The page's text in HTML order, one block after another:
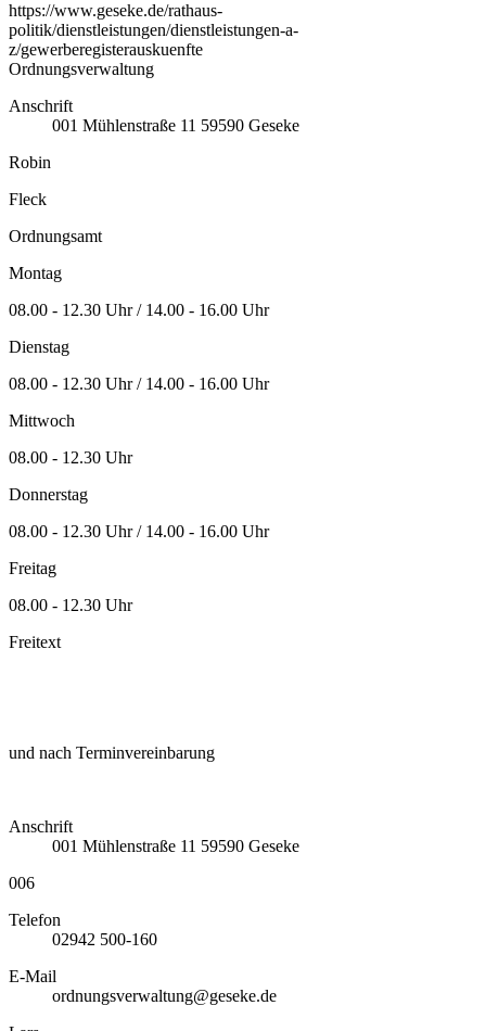
https://www.geseke.de/rathaus-
politik/dienstleistungen/dienstleistungen-a-
z/gewerberegisterauskuenfte
Ordnungsverwaltung
Anschrift
001 Mühlenstraße 11 59590 Geseke
Robin
Fleck
Ordnungsamt
Montag
08.00 - 12.30 Uhr / 14.00 - 16.00 Uhr
Dienstag
08.00 - 12.30 Uhr / 14.00 - 16.00 Uhr
Mittwoch
08.00 - 12.30 Uhr
Donnerstag
08.00 - 12.30 Uhr / 14.00 - 16.00 Uhr
Freitag
08.00 - 12.30 Uhr
Freitext
und nach Terminvereinbarung
Anschrift
001 Mühlenstraße 11 59590 Geseke
006
Telefon
02942 500-160
E-Mail
ordnungsverwaltung@geseke.de